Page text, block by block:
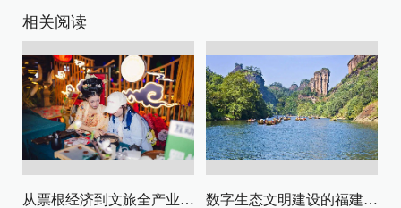
相关阅读
从票根经济到文旅全产业链升级 数字生态文明建设的福建路径与启示